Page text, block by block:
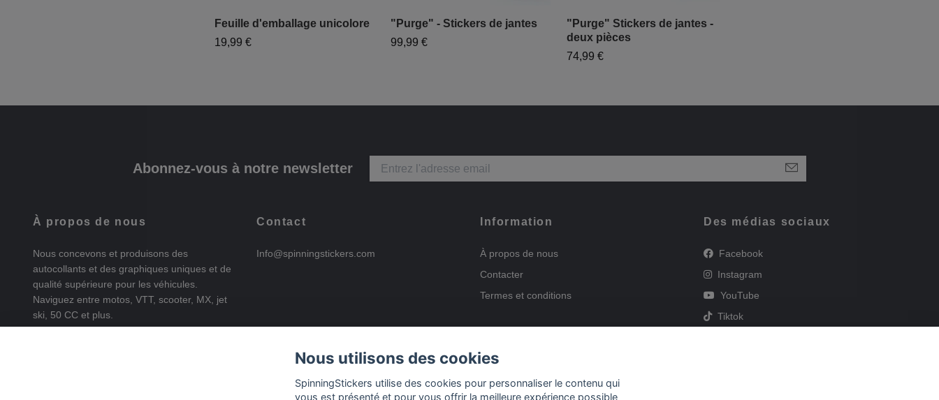
Feuille d'emballage unicolore
19,99 €
"Purge" - Stickers de jantes
99,99 €
"Purge" Stickers de jantes -
deux pièces
74,99 €
Abonnez-vous à notre newsletter
À propos de nous
Nous concevons et produisons des
autocollants et des graphiques uniques et de
qualité supérieure pour les véhicules.
Naviguez entre motos, VTT, scooter, MX, jet
ski, 50 CC et plus.
Contact
Info@spinningstickers.com
Information
À propos de nous
Contacter
Termes et conditions
Des médias sociaux
Facebook
Instagram
YouTube
Tiktok
Nous utilisons des cookies
SpinningStickers utilise des cookies pour personnaliser le contenu qui
vous est présenté et pour vous offrir la meilleure expérience possible